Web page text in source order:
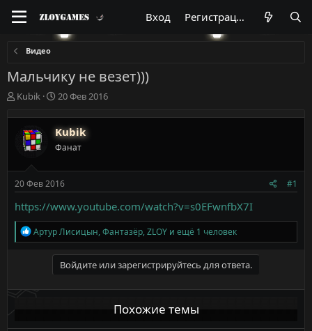
Вход Регистрация
Видео
Мальчику не везет)))
А
т
е
м
ы
Kubik
Д
т
а
н
ч
а
л
а
20 Фев 2016
Kubik
Фанат
20 Фев 2016 #1
https://www.youtube.com/watch?v=s0EFwnfbX7I
Р
е
Артур Лисицын,Фантазёр,ZLOY и ещё 1 человек
Войдите или зарегистрируйтесь для ответа.
Похожие темы